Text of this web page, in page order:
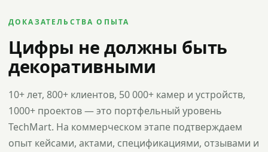
ДОКАЗАТЕЛЬСТВА ОПЫТА
Цифры не должны быть
декоративными
10+ лет, 800+ клиентов, 50 000+ камер и устройств,
1000+ проектов — это портфельный уровень
TechMart. На коммерческом этапе подтверждаем
опыт кейсами, актами, спецификациями, отзывами и